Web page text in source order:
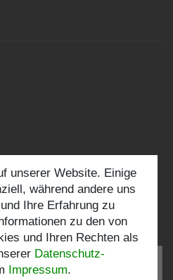
unserer Website. Einige
während andere uns
Ihre Erfahrung zu
zu den von
und Ihren Rechten als
Daten­schutz­
Impressum.